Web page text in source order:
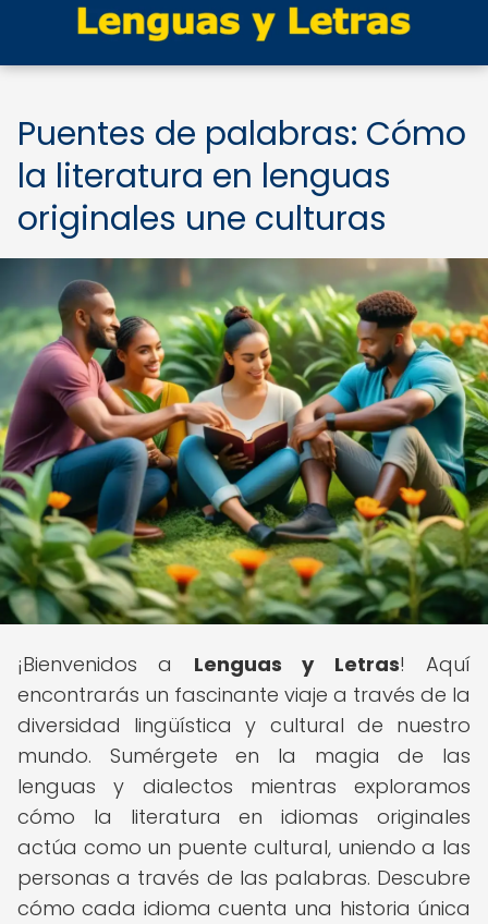
Puentes de palabras: Cómo
la literatura en lenguas
originales une culturas
¡Bienvenidos a Lenguas y Letras! Aquí
encontrarás un fascinante viaje a través de la
diversidad lingüística y cultural de nuestro
mundo. Sumérgete en la magia de las
lenguas y dialectos mientras exploramos
cómo la literatura en idiomas originales
actúa como un puente cultural, uniendo a las
personas a través de las palabras. Descubre
cómo cada idioma cuenta una historia única